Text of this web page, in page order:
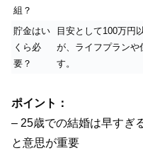
組？
貯金はい
くら必
要？
目安として100万円
が、ライフプランや
す。
ポイント：
– 25歳での結婚は早すぎ
と意思が重要